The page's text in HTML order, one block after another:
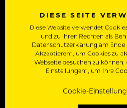
Dein Vorname
In welchem Bereich arbeitest du
DIESE SEITE
Diese Website verwendet
und zu Ihren Rechten als
Datenschutzerklärung am Ende
Akzeptieren“, um Cookies zu
Webseite besuchen zu können,
Einstellungen“, um Ihre
Cookie-